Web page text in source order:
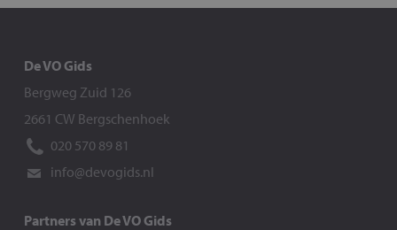
De VO Gids
Bergweg Zuid 126
2661 CW Bergschenhoek
020 570 89 81
info@devogids.nl
Partners van De VO Gids